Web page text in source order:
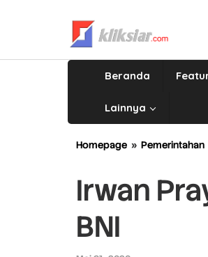
Beranda
Lainnya
Homepage » Pemerintahan
Irwan
BNI